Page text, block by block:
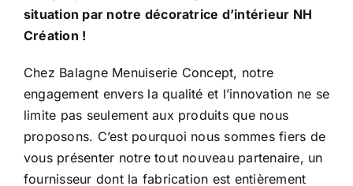
situation par notre décoratrice d’intérieur NH
Création !
Chez Balagne Menuiserie Concept, notre
engagement envers la qualité et l’innovation ne se
limite pas seulement aux produits que nous
proposons. C’est pourquoi nous sommes fiers de
vous présenter notre tout nouveau partenaire, un
fournisseur dont la fabrication est entièrement